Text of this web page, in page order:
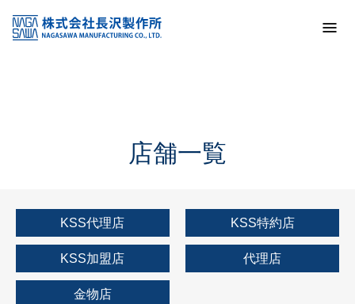
KSS加盟店・取扱店情報
店舗一覧
店舗一覧
KSS代理店 KSS特約店
KSS加盟店 代理店
金物店